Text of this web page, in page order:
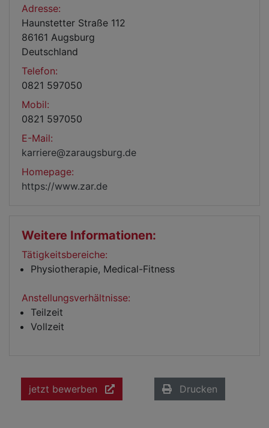
Adresse:
Haunstetter Straße 112
86161 Augsburg
Deutschland
Telefon:
0821 597050
Mobil:
0821 597050
E-Mail:
karriere@zaraugsburg.de
Homepage:
https://www.zar.de
Weitere Informationen:
Tätigkeitsbereiche:
Physiotherapie, Medical-Fitness
Anstellungsverhältnisse:
Teilzeit
Vollzeit
jetzt bewerben Drucken